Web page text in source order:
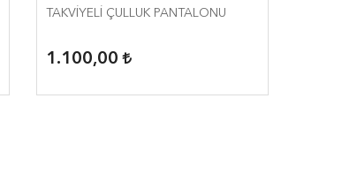
TAKVİYELİ ÇULLUK PANTALONU
1.100,00